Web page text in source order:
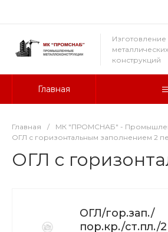
Изготовление
металлических
конструкций
Главная
Главная / МК "ПРОМСНАБ" -
ОГЛ с горизонтальным заполнением 2
ОГЛ с
ОГЛ/гор.зап./
пор.кр./ст.пл./2